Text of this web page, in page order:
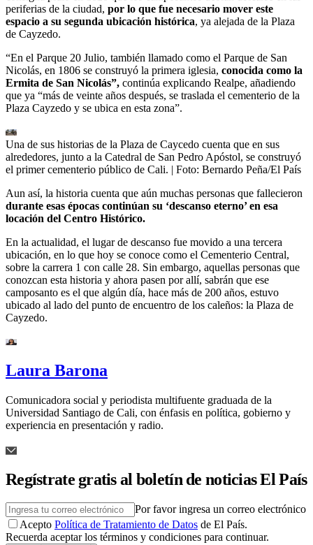
periferias de la ciudad, por lo que fue necesario mover este
espacio a su segunda ubicación histórica, ya alejada de la Plaza
de Cayzedo.
“En el Parque 20 Julio, también llamado como el Parque de San
Nicolás, en 1806 se construyó la primera iglesia, conocida como la
Ermita de San Nicolás”, continúa explicando Realpe, añadiendo
que ya “más de veinte años después, se traslada el cementerio de la
Plaza Cayzedo y se ubica en esta zona”.
Una de sus historias de la Plaza de Caycedo cuenta que en sus
alrededores, junto a la Catedral de San Pedro Apóstol, se construyó
el primer cementerio público de Cali. | Foto: Bernardo Peña/El País
Aun así, la historia cuenta que aún muchas personas que fallecieron
durante esas épocas continúan su ‘descanso eterno’ en esa
locación del Centro Histórico.
En la actualidad, el lugar de descanso fue movido a una tercera
ubicación, en lo que hoy se conoce como el Cementerio Central,
sobre la carrera 1 con calle 28. Sin embargo, aquellas personas que
conozcan esta historia y ahora pasen por allí, sabrán que ese
camposanto es el que algún día, hace más de 200 años, estuvo
ubicado al lado del punto de encuentro de los caleños: la Plaza de
Cayzedo.
Laura Barona
Comunicadora social y periodista multifuente graduada de la
Universidad Santiago de Cali, con énfasis en política, gobierno y
experiencia en presentación y radio.
Regístrate gratis al boletín de noticias El País
Por favor ingresa un correo electrónico
Acepto Política de Tratamiento de Datos de El País.
Recuerda aceptar los términos y condiciones para continuar.